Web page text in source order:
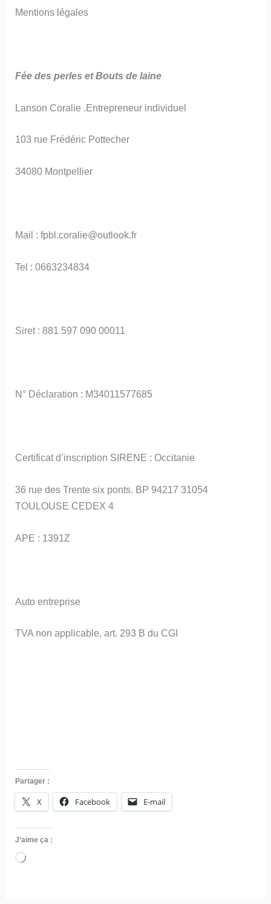
Mentions légales
Fée des perles et Bouts de laine
Lanson Coralie .Entrepreneur individuel
103 rue Frédéric Pottecher
34080 Montpellier
Mail : fpbl.coralie@outlook.fr
Tel : 0663234834
Siret : 881 597 090 00011
N° Déclaration : M34011577685
Certificat d’inscription SIRENE : Occitanie
36 rue des Trente six ponts. BP 94217 31054
TOULOUSE CEDEX 4
APE : 1391Z
Auto entreprise
TVA non applicable, art. 293 B du CGI
Partager :
X Facebook E-mail
J’aime ça :
Chargement…